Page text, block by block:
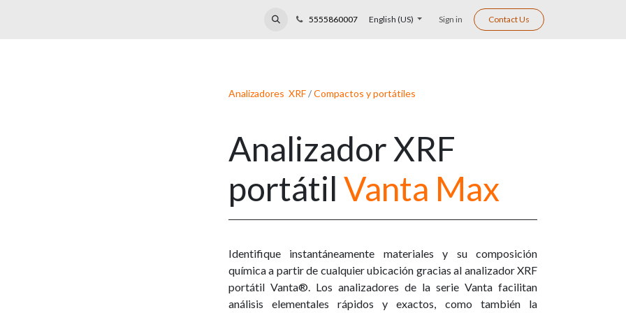
5555860007 English (US) Sign in Contact Us
Analizadores XRF/Compactos y portátiles
Analizador XRF
portátil Vanta Max
Identifique instantáneamente materiales y su composición
química a partir de cualquier ubicación gracias al analizador XRF
portátil Vanta®. Los analizadores de la serie Vanta facilitan
análisis elementales rápidos y exactos, como también la